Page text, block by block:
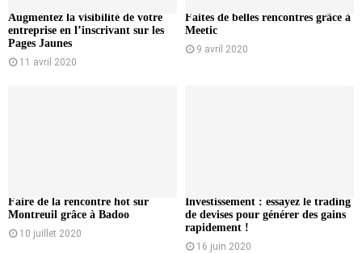
Augmentez la visibilité de votre
entreprise en l’inscrivant sur les
Pages Jaunes
11 avril 2020
Faites de belles rencontres grâce à
Meetic
9 avril 2020
Faire de la rencontre hot sur
Montreuil grâce à Badoo
10 juillet 2020
Investissement : essayez le trading
de devises pour générer des gains
rapidement !
16 juin 2020